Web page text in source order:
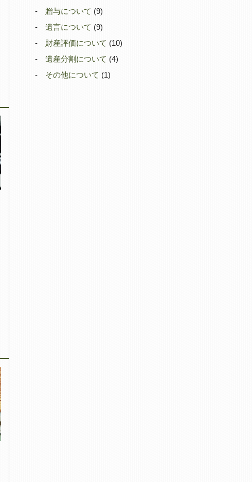
贈与について (9)
遺言について (9)
財産評価について (10)
遺産分割について (4)
その他について (1)